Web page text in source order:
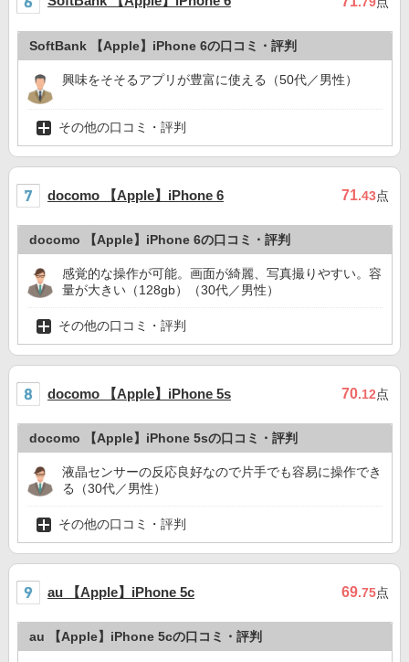
SoftBank 【Apple】iPhone 6の口コミ・評判
興味をそそるアプリが豊富に使える（50代／男性）
その他の口コミ・評判
docomo 【Apple】iPhone 6 71.43点
docomo 【Apple】iPhone 6の口コミ・評判
感覚的な操作が可能。画面が綺麗、写真撮りやすい。容
量が大きい（128gb）（30代／男性）
その他の口コミ・評判
docomo 【Apple】iPhone 5s 70.12点
docomo 【Apple】iPhone 5sの口コミ・評判
液晶センサーの反応良好なので片手でも容易に操作でき
る（30代／男性）
その他の口コミ・評判
au 【Apple】iPhone 5c 69.75点
au 【Apple】iPhone 5cの口コミ・評判